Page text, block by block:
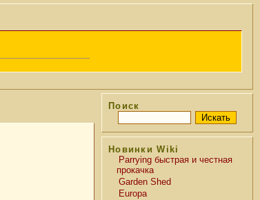
Поиск
Новинки Wiki
Parrying быстрая и честная
прокачка
Garden Shed
Europa